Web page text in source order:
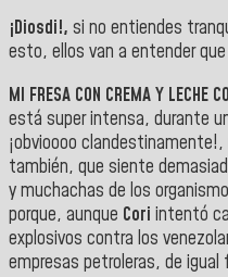
¡Diosdi!, si no entiendes
esto, ellos van a entender
MI FRESA CON CREMA Y LECHE
está super intensa, durante
¡obvioooo
también, que siente
y muchachas de los
porque, aunque Cori intentó
explosivos contra los
empresas petroleras, de igual